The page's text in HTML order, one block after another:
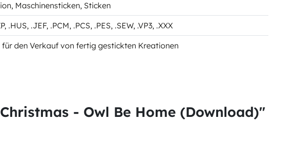
, Maschinensticken, Sticken
, .HUS, .JEF, .PCM, .PCS, .PES, .SEW, .VP3, .XXX
für den Verkauf von fertig gestickten Kreationen
- Owl Be Home (Download)"